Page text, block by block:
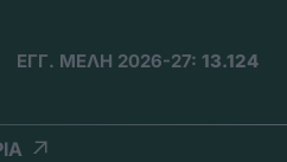
ΕΓΓ. ΜΕΛΗ 2026-27: 13.124